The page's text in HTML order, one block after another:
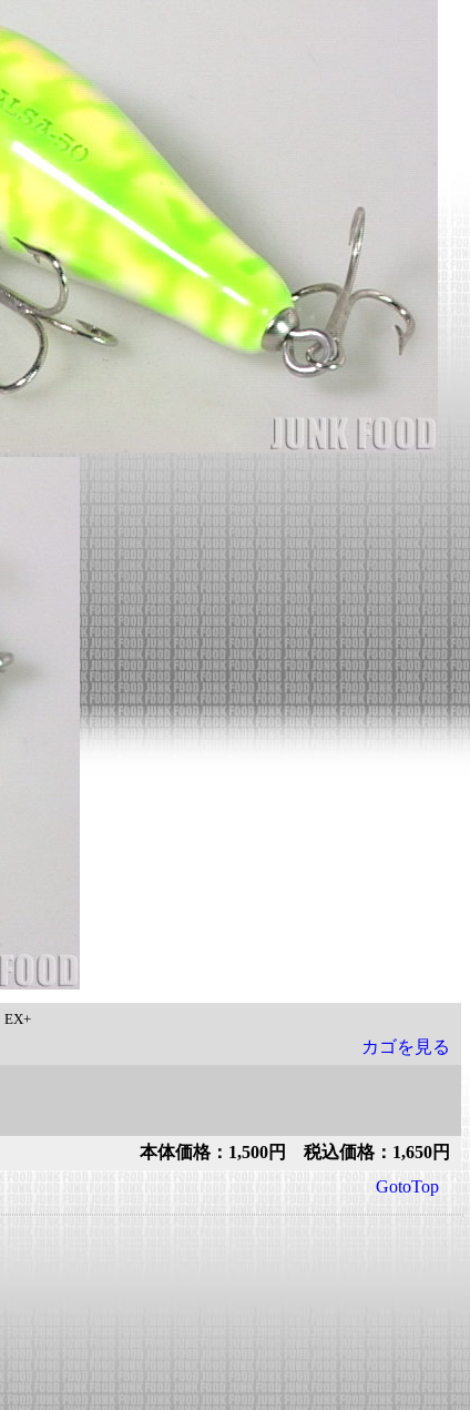
EX+
カゴを見る
本体価格：1,500円 税込価格：1,650円
GotoTop